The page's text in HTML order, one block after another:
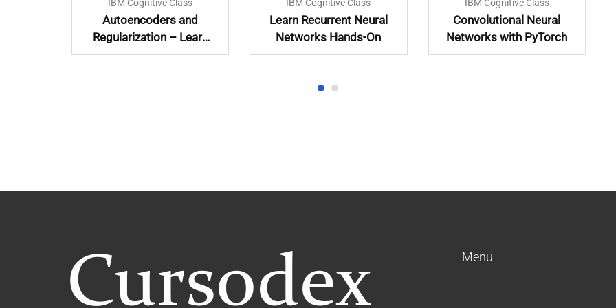
IBM Cognitive Class
Autoencoders and
Regularization – Learn
and Implement
IBM Cognitive Class
Learn Recurrent Neural
Networks Hands-On
IBM Cognitive Class
Convolutional Neural
Networks with PyTorch
Menu